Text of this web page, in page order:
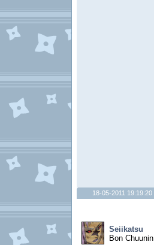
18-05-2011 19:19:20
Seiikatsu
Bon Chuunin